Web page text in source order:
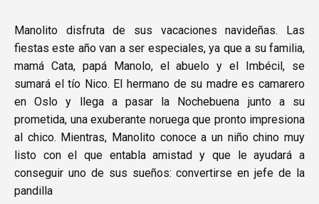
Manolito disfruta de sus vacaciones navideñas. Las
fiestas este año van a ser especiales, ya que a su familia,
mamá Cata, papá Manolo, el abuelo y el Imbécil, se
sumará el tío Nico. El hermano de su madre es camarero
en Oslo y llega a pasar la Nochebuena junto a su
prometida, una exuberante noruega que pronto impresiona
al chico. Mientras, Manolito conoce a un niño chino muy
listo con el que entabla amistad y que le ayudará a
conseguir uno de sus sueños: convertirse en jefe de la
pandilla